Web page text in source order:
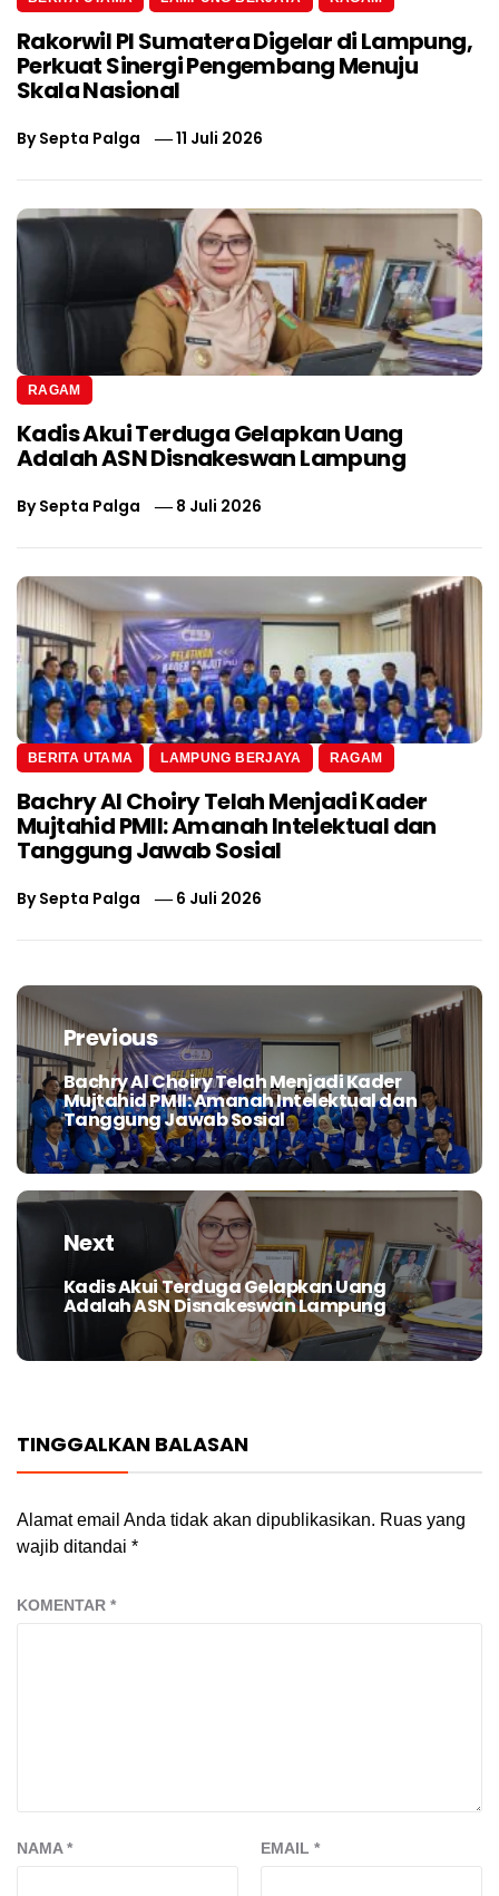
Rakorwil PI Sumatera Digelar di Lampung,
Perkuat Sinergi Pengembang Menuju
Skala Nasional
BySepta Palga 11 Juli 2026
RAGAM
Kadis Akui Terduga Gelapkan Uang
Adalah ASN Disnakeswan Lampung
BySepta Palga 8 Juli 2026
BERITA UTAMA LAMPUNG BERJAYA RAGAM
Bachry Al Choiry Telah Menjadi Kader
Mujtahid PMII: Amanah Intelektual dan
Tanggung Jawab Sosial
BySepta Palga 6 Juli 2026
Navigasi
posPrevious
Previous
post:
Bachry Al Choiry Telah Menjadi Kader
Mujtahid PMII: Amanah Intelektual dan
Tanggung Jawab Sosial
Next
Next
post:
Kadis Akui Terduga Gelapkan Uang
Adalah ASN Disnakeswan Lampung
TINGGALKAN BALASAN
Alamat email Anda tidak akan dipublikasikan. Ruas yang
wajib ditandai *
KOMENTAR *
NAMA* EMAIL *